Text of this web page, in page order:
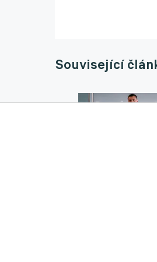
Související